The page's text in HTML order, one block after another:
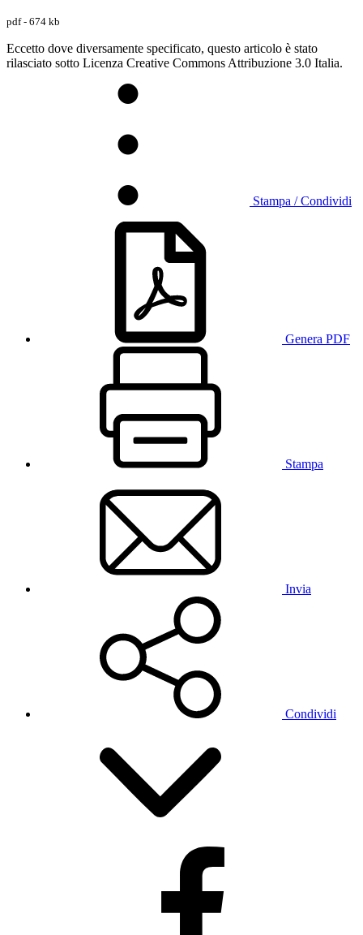
pdf - 674 kb
Eccetto dove diversamente specificato, questo articolo è stato
rilasciato sotto Licenza Creative Commons Attribuzione 3.0 Italia.
Stampa / Condividi
Genera PDF
Stampa
Invia
Condividi